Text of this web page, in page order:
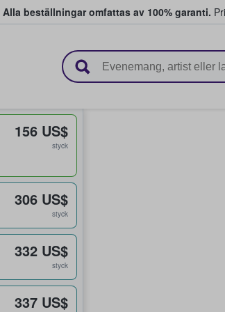
Alla beställningar omfattas av 100% garanti.
156 US$
styck
306 US$
styck
332 US$
styck
337 US$